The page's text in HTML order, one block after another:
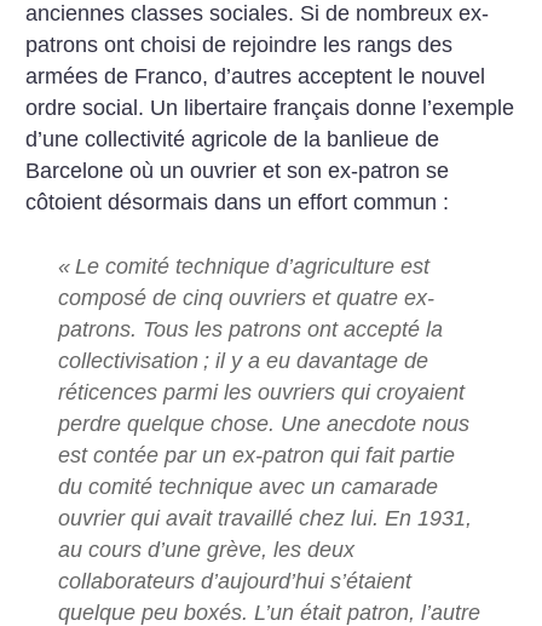
anciennes classes sociales. Si de nombreux ex-
patrons ont choisi de rejoindre les rangs des
armées de Franco, d’autres acceptent le nouvel
ordre social. Un libertaire français donne l’exemple
d’une collectivité agricole de la banlieue de
Barcelone où un ouvrier et son ex-patron se
côtoient désormais dans un effort commun :
« Le comité technique d’agriculture est
composé de cinq ouvriers et quatre ex-
patrons. Tous les patrons ont accepté la
collectivisation ; il y a eu davantage de
réticences parmi les ouvriers qui croyaient
perdre quelque chose. Une anecdote nous
est contée par un ex-patron qui fait partie
du comité technique avec un camarade
ouvrier qui avait travaillé chez lui. En 1931,
au cours d’une grève, les deux
collaborateurs d’aujourd’hui s’étaient
quelque peu boxés. L’un était patron, l’autre